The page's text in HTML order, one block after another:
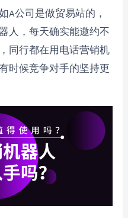
A公司是做贸易站的，
人，每天确实能邀约不
同行都在用电话营销机
时候竞争对手的坚持更